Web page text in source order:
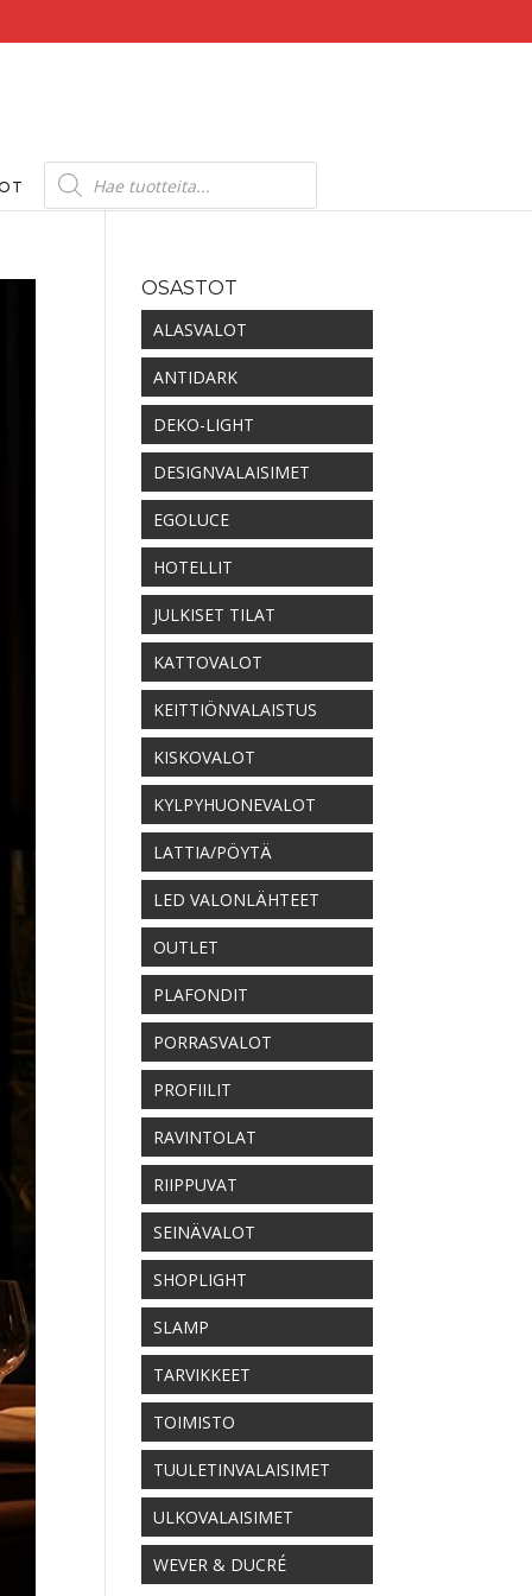
Products
search
OSASTOT
ALASVALOT
ANTIDARK
DEKO-LIGHT
DESIGNVALAISIMET
EGOLUCE
HOTELLIT
JULKISET TILAT
KATTOVALOT
KEITTIÖNVALAISTUS
KISKOVALOT
KYLPYHUONEVALOT
LATTIA/PÖYTÄ
LED VALONLÄHTEET
OUTLET
PLAFONDIT
PORRASVALOT
PROFIILIT
RAVINTOLAT
RIIPPUVAT
SEINÄVALOT
SHOPLIGHT
SLAMP
TARVIKKEET
TOIMISTO
TUULETINVALAISIMET
ULKOVALAISIMET
WEVER & DUCRÉ